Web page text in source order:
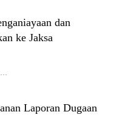
dan
ke Jaksa
Laporan Dugaan